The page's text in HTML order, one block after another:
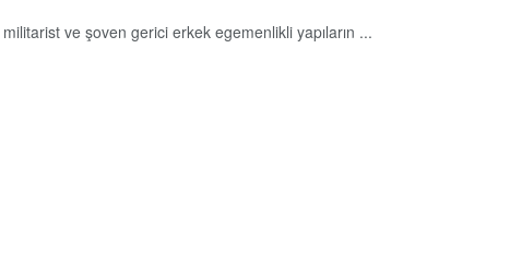
ve şoven gerici erkek egemenlikli yapıların ...